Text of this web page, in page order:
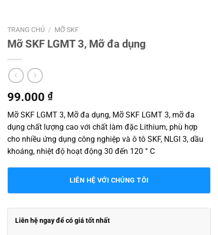
TRANG CHỦ / MỠ SKF
Mỡ SKF LGMT 3, Mỡ đa dụng
99.000 ₫
Mỡ SKF LGMT 3, Mỡ đa dụng, Mỡ SKF LGMT 3, mỡ đa
dụng chất lượng cao với chất làm đặc Lithium, phù hợp
cho nhiều ứng dụng công nghiệp và ô tô SKF, NLGI 3, dầu
khoáng, nhiệt độ hoạt động 30 đến 120 ° C
LIÊN HỆ VỚI CHÚNG TÔI
Liên hệ ngay để có giá tốt nhất